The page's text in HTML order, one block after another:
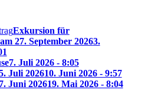
Exkursion für
27. September 20263.
7. Juli 2026 - 8:05
Juli 202610. Juni 2026 - 9:57
Juni 202619. Mai 2026 - 8:04